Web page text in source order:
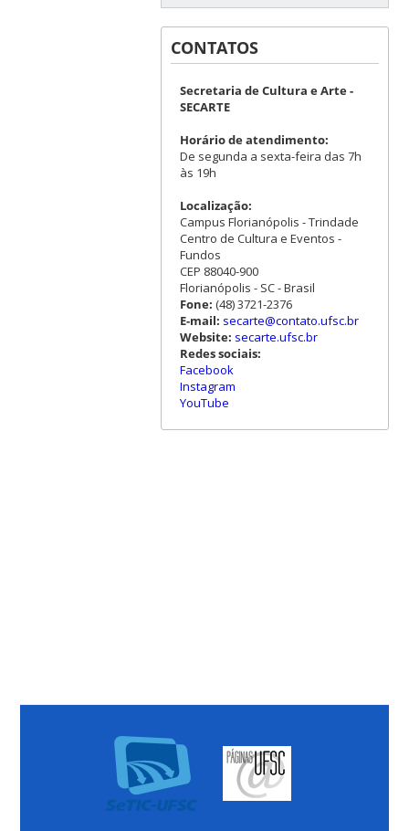
CONTATOS
Secretaria de Cultura e Arte -
SECARTE
Horário de atendimento:
De segunda a sexta-feira das 7h
às 19h
Localização:
Campus Florianópolis - Trindade
Centro de Cultura e Eventos -
Fundos
CEP 88040-900
Florianópolis - SC - Brasil
Fone: (48) 3721-2376
E-mail: secarte@contato.ufsc.br
Website: secarte.ufsc.br
Redes sociais:
Facebook
Instagram
YouTube